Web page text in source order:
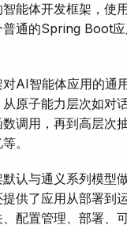
能体开发框架，使
普通的Spring Boot
AI智能体应用的通
原子能力层次如对
调用，再到高层次
。
认与通义系列模型
供了应用从部署到
配置管理、部署、可